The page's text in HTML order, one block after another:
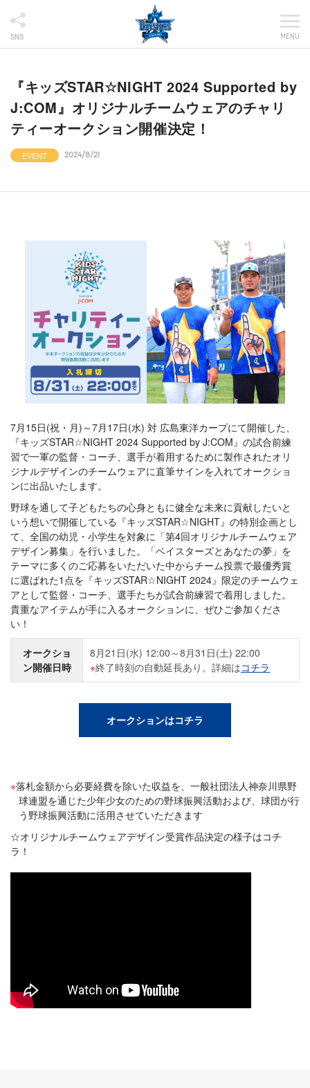
SNS MENU
『キッズSTAR☆NIGHT 2024 Supported by
J:COM』オリジナルチームウェアのチャリ
ティーオークション開催決定！
EVENT 2024/8/21
7月15日(祝・月)～7月17日(水) 対 広島東洋カープにて開催した、
『キッズSTAR☆NIGHT 2024 Supported by J:COM』の試合前練
習で一軍の監督・コーチ、選手が着用するために製作されたオリ
ジナルデザインのチームウェアに直筆サインを入れてオークショ
ンに出品いたします。
野球を通して子どもたちの心身ともに健全な未来に貢献したいと
いう想いで開催している『キッズSTAR☆NIGHT』の特別企画とし
て、全国の幼児・小学生を対象に「第4回オリジナルチームウェア
デザイン募集」を行いました。「ベイスターズとあなたの夢」を
テーマに多くのご応募をいただいた中からチーム投票で最優秀賞
に選ばれた1点を『キッズSTAR☆NIGHT 2024』限定のチームウェ
アとして監督・コーチ、選手たちが試合前練習で着用しました。
貴重なアイテムが手に入るオークションに、ぜひご参加くださ
い！
オークショ
ン開催日時
8月21日(水) 12:00～8月31日(土) 22:00
終了時刻の自動延長あり。詳細はコチラ
オークションはコチラ
落札金額から必要経費を除いた収益を、一般社団法人神奈川県野
球連盟を通じた少年少女のための野球振興活動および、球団が行
う野球振興活動に活用させていただきます
☆オリジナルチームウェアデザイン受賞作品決定の様子はコチ
ラ！